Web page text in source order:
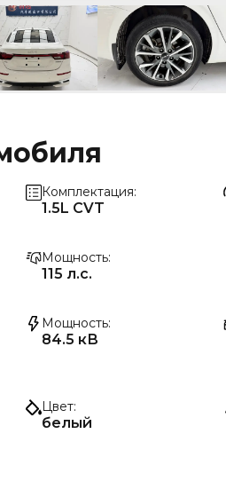
Комплектация
1.5L CVT
Мощность
115 л.с.
Мощность
84.5 кВ
Цвет
белый